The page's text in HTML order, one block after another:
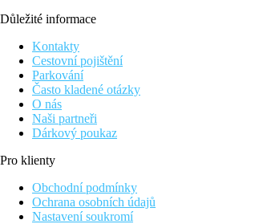
Důležité informace
Kontakty
Cestovní pojištění
Parkování
Často kladené otázky
O nás
Naši partneři
Dárkový poukaz
Pro klienty
Obchodní podmínky
Ochrana osobních údajů
Nastavení soukromí